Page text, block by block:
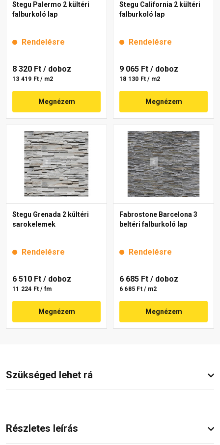
Stegu Palermo 2 kültéri
falburkoló lap
Rendelésre
8 320 Ft / doboz
13 419 Ft / m2
Megnézem
Stegu California 2 kültéri
falburkoló lap
Rendelésre
9 065 Ft / doboz
18 130 Ft / m2
Megnézem
Stegu Grenada 2 kültéri
sarokelemek
Rendelésre
6 510 Ft / doboz
11 224 Ft / fm
Megnézem
Fabrostone Barcelona 3
beltéri falburkoló lap
Rendelésre
6 685 Ft / doboz
6 685 Ft / m2
Megnézem
Szükséged lehet rá
Részletes leírás